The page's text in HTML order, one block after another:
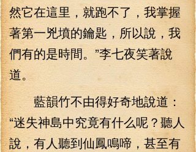
然它在這里，就跑不了，我掌握
著第一兇墳的鑰匙，所以說，我
們有的是時間。”李七夜笑著說
道。
藍韻竹不由得好奇地說道：
“迷失神島中究竟有什么呢？聽人
說，有人聽到仙鳳鳴啼，甚至有